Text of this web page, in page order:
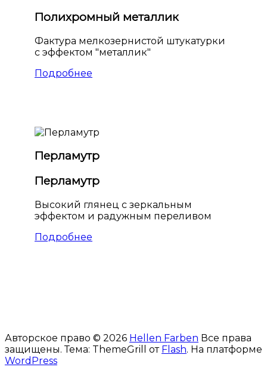
Полихромный металлик
Фактура мелкозернистой штукатурки
с эффектом "металлик"
Подробнее
Перламутр
Перламутр
Высокий глянец с зеркальным
эффектом и радужным переливом
Подробнее
Авторское право © 2026 Hellen Farben Все права
защищены. Тема: ThemeGrill от Flash. На платформе
WordPress